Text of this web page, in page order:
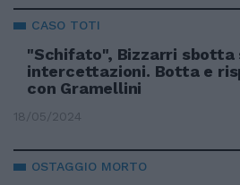
CASO TOTI
"Schifato", Bizzarri sbotta
intercettazioni. Botta e
con Gramellini
18/05/2024
OSTAGGIO MORTO